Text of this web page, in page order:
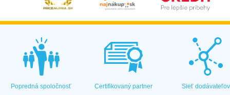
Popredná spoločnosť Certifikovaný partner Sieť dodávateľov